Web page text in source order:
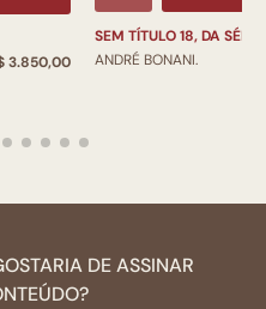
3.850,00
SEM TÍTULO 18, DA
ANDRÉ BONANI.
DE ASSINAR